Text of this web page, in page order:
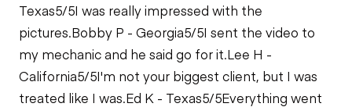
Texas5/5I was really impressed with the
pictures.Bobby P - Georgia5/5I sent the video to
my mechanic and he said go for it.Lee H -
California5/5I'm not your biggest client, but I was
treated like I was.Ed K - Texas5/5Everything went